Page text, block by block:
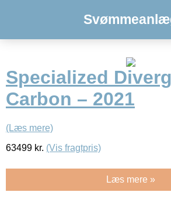
Specialized
Carbon – 2021
(Læs mere)
63499 kr. (Vis fragtpris)
Læs mere »